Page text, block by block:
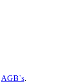
AGB`s.